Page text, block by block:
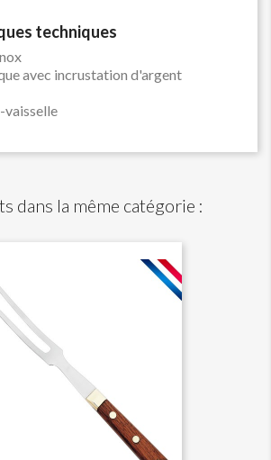
techniques
avec incrustation d'argent
vaisselle
dans la même catégorie :